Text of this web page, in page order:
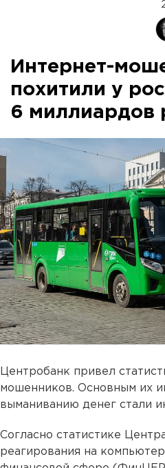
Интернет-
похитили у
6 миллиардов
Центробанк привел
мошенников. Основным их
выманиванию денег стали
Согласно статистике
реагирования на